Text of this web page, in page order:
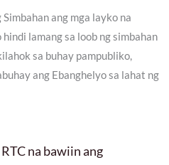
ang mga layko na
lamang sa loob ng simbahan
sa buhay pampubliko,
ang Ebanghelyo sa lahat ng
na bawiin ang